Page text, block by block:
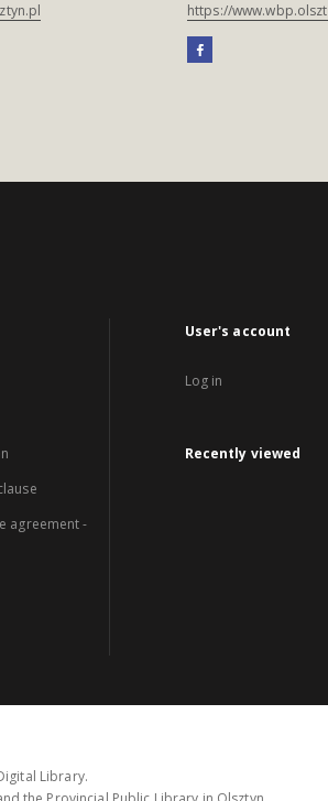
https://
agreement -
User's account
Log in
Recently viewed
Library.